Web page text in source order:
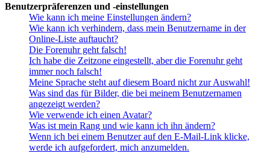
Benutzerpräferenzen und -einstellungen
Wie kann ich meine Einstellungen ändern?
Wie kann ich verhindern, dass mein Benutzername in der
Online-Liste auftaucht?
Die Forenuhr geht falsch!
Ich habe die Zeitzone eingestellt, aber die Forenuhr geht
immer noch falsch!
Meine Sprache steht auf diesem Board nicht zur Auswahl!
Was sind das für Bilder, die bei meinem Benutzernamen
angezeigt werden?
Wie verwende ich einen Avatar?
Was ist mein Rang und wie kann ich ihn ändern?
Wenn ich bei einem Benutzer auf den E-Mail-Link klicke,
werde ich aufgefordert, mich anzumelden.